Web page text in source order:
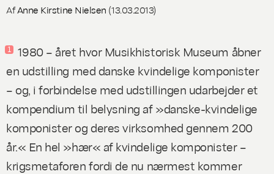
AfAnne Kirstine Nielsen (13.03.2013)
1
1980 – året hvor Musikhistorisk Museum åbner
en udstilling med danske kvindelige komponister
– og, i forbindelse med udstillingen udarbejder et
kompendium til belysning af »danske-kvindelige
komponister og deres virksomhed gennem 200
år.« En hel »hær« af kvindelige komponister –
krigsmetaforen fordi de nu nærmest kommer